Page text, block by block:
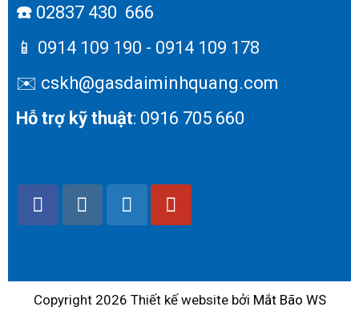
☎️ 02837 430 666
📱 0914 109 190 - 0914 109 178
✉️ cskh@gasdaiminhquang.com
Hỗ trợ kỹ thuật: 0916 705 660
Copyright 2026 Thiết kế website bởi Mắt Bão WS